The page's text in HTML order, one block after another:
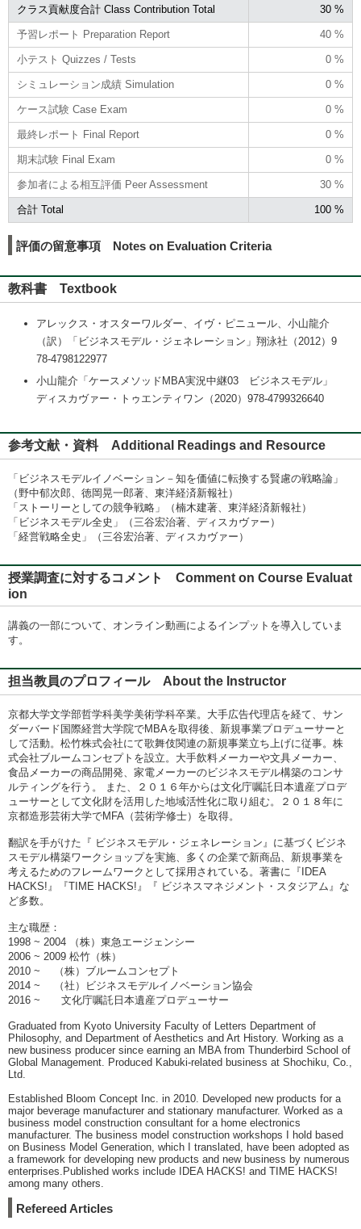
クラス貢献度合計 Class Contribution Total 30 %
予習レポート Preparation Report 40 %
小テスト Quizzes / Tests 0 %
シミュレーション成績 Simulation 0 %
ケース試験 Case Exam 0 %
最終レポート Final Report 0 %
期末試験 Final Exam 0 %
参加者による相互評価 Peer Assessment 30 %
合計 Total 100 %
評価の留意事項 Notes on Evaluation Criteria
教科書 Textbook
アレックス・オスターワルダー、イヴ・ピニュール、小山龍介
（訳）「ビジネスモデル・ジェネレーション」翔泳社（2012）9
78-4798122977
小山龍介「ケースメソッドMBA実況中継03 ビジネスモデル」
ディスカヴァー・トゥエンティワン（2020）978-4799326640
参考文献・資料 Additional Readings and Resource
「ビジネスモデルイノベーション－知を価値に転換する賢慮の戦略論」
（野中郁次郎、徳岡晃一郎著、東洋経済新報社）
「ストーリーとしての競争戦略」（楠木建著、東洋経済新報社）
「ビジネスモデル全史」（三谷宏治著、ディスカヴァー）
「経営戦略全史」（三谷宏治著、ディスカヴァー）
授業調査に対するコメント Comment on Course Evaluat
ion
講義の一部について、オンライン動画によるインプットを導入していま
す。
担当教員のプロフィール About the Instructor
京都大学文学部哲学科美学美術学科卒業。大手広告代理店を経て、サン
ダーバード国際経営大学院でMBAを取得後、新規事業プロデューサーと
して活動。松竹株式会社にて歌舞伎関連の新規事業立ち上げに従事。株
式会社ブルームコンセプトを設立。大手飲料メーカーや文具メーカー、
食品メーカーの商品開発、家電メーカーのビジネスモデル構築のコンサ
ルティングを行う。 また、２０１６年からは文化庁嘱託日本遺産プロデ
ューサーとして文化財を活用した地域活性化に取り組む。２０１８年に
京都造形芸術大学でMFA（芸術学修士）を取得。
翻訳を手がけた『 ビジネスモデル・ジェネレーション』に基づくビジネ
スモデル構築ワークショップを実施、多くの企業で新商品、新規事業を
考えるためのフレームワークとして採用されている。著書に『IDEA
HACKS!』『TIME HACKS!』『 ビジネスマネジメント・スタジアム』な
ど多数。
主な職歴：
1998 ~ 2004 （株）東急エージェンシー
2006 ~ 2009 松竹（株）
2010 ~ （株）ブルームコンセプト
2014 ~ （社）ビジネスモデルイノベーション協会
2016 ~ 文化庁嘱託日本遺産プロデューサー
Graduated from Kyoto University Faculty of Letters Department of
Philosophy, and Department of Aesthetics and Art History. Working as a
new business producer since earning an MBA from Thunderbird School of
Global Management. Produced Kabuki-related business at Shochiku, Co.,
Ltd.
Established Bloom Concept Inc. in 2010. Developed new products for a
major beverage manufacturer and stationary manufacturer. Worked as a
business model construction consultant for a home electronics
manufacturer. The business model construction workshops I hold based
on Business Model Generation, which I translated, have been adopted as
a framework for developing new products and new business by numerous
enterprises.Published works include IDEA HACKS! and TIME HACKS!
among many others.
Refereed Articles